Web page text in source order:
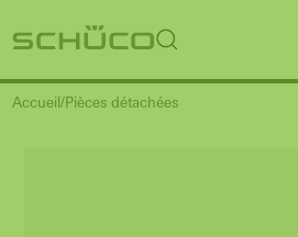
Accueil Pièces détachées